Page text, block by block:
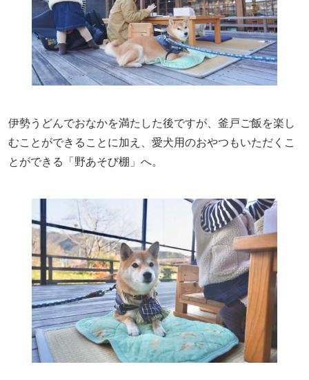
伊勢うどんでおなかを満たした後ですが、釜戸ご飯を楽し
むことができることに加え、愛犬用のおやつもいただくこ
とができる「野あそび棚」へ。